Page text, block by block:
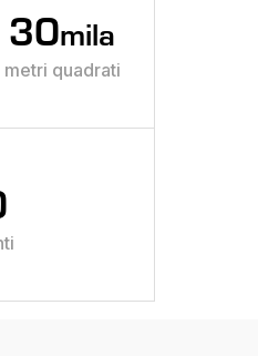
30mila
metri quadrati